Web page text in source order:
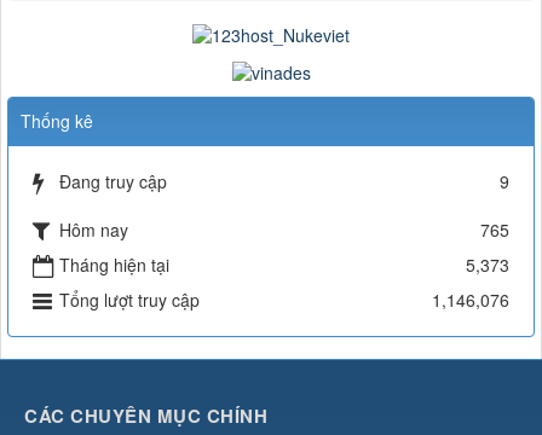
Thống kê
Đang truy cập
9
Hôm nay
765
Tháng hiện tại
5,373
Tổng lượt truy cập
1,146,076
CÁC CHUYÊN MỤC CHÍNH